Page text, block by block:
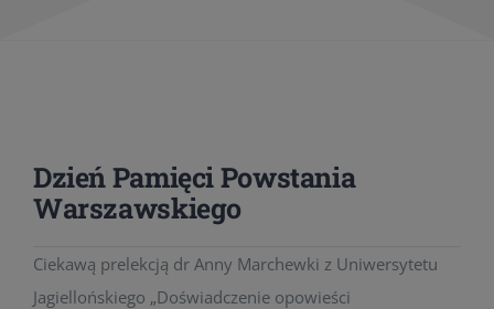
Dzień Pamięci Powstania
Warszawskiego
Ciekawą prelekcją dr Anny Marchewki z Uniwersytetu
Jagiellońskiego „Doświadczenie opowieści